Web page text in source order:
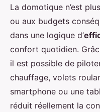
La domotique n’est
ou aux budgets
dans une logique d’
confort quotidien.
il est possible de
chauffage, volets
smartphone ou une
réduit réellement la